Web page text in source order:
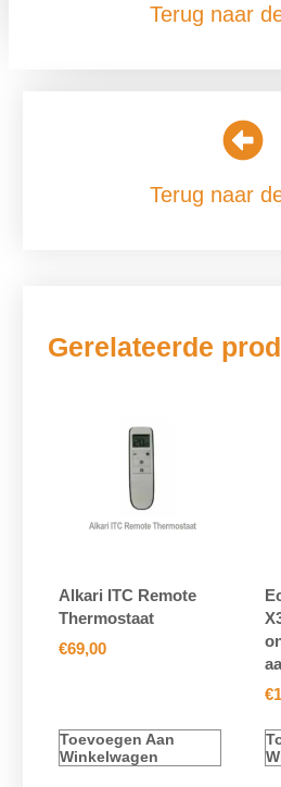
Terug naar
Terug naar
Gerelateerde
Alkari ITC Remote
Thermostaat
€69,00
Toevoegen Aan
Winkelwagen
€